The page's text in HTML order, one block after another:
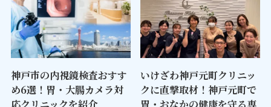
神戸市の内視鏡検査おすす
め6選！胃・大腸カメラ対
応クリニックを紹介
いけざわ神戸元町クリニッ
クに直撃取材！神戸元町で
胃・おなかの健康を守る専